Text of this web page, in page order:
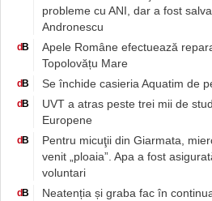
probleme cu ANI, dar a fost
Andronescu
dB
Apele Române efectuează
Topolovățu Mare
dB Se închide casieria Aquatim de
dB
UVT a atras peste trei mii de
Europene
dB
Pentru micuţii din Giarmata,
venit „ploaia”. Apa a fost
voluntari
dB Neatenția și graba fac în